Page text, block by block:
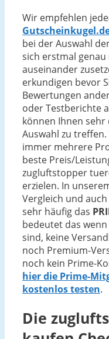
Wir empfehlen
bei der Auswahl
sich erstmal
auseinander
erkundigen bevor
Bewertungen
oder Testberichte
können Ihnen
Auswahl zu
immer mehrere
beste Preis/
zugluftstopper
erzielen. In
Vergleich und
sehr häufig das
bedeutet das wenn
sind, keine
noch Premium-
noch kein Prime-
hier die Prime-
kostenlos testen.
Die